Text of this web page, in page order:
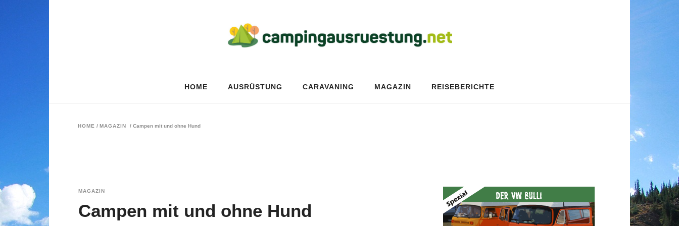
HOME AUSRÜSTUNG CARAVANING MAGAZIN REISEBERICHTE
HOME / MAGAZIN / Campen mit und ohne Hund
MAGAZIN
Campen mit und ohne Hund